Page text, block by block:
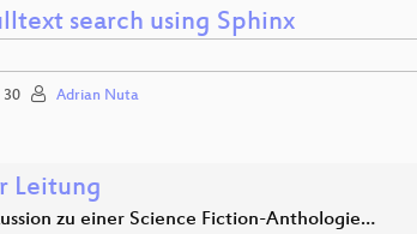
search using Sphinx
30 Adrian Nuta
Leitung
zu einer Science Fiction-Anthologie…